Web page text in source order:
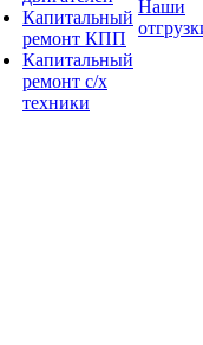
Капитальный
ремонт КПП
Капитальный
ремонт с/х
техники
Наши